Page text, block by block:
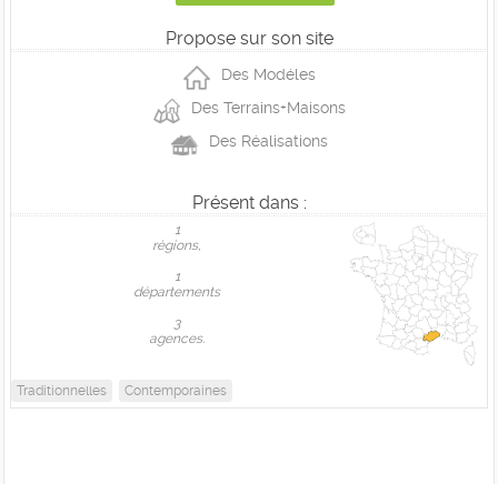
Propose sur son site
Des Modéles
Des Terrains+Maisons
Des Réalisations
Présent dans :
1
règions,
1
départements
3
agences.
Traditionnelles Contemporaines